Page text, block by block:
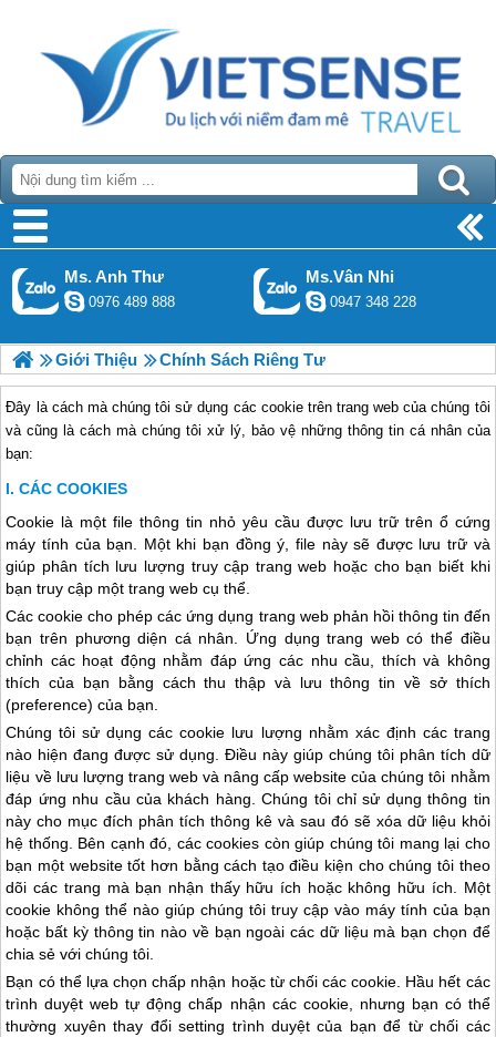
Ms. Anh Thư
0976 489 888
Ms.Vân Nhi
0947 348 228
Giới Thiệu Chính Sách Riêng Tư
Đây là cách mà chúng tôi sử dụng các cookie trên trang web của chúng tôi
và cũng là cách mà chúng tôi xử lý, bảo vệ những thông tin cá nhân của
bạn:
CÁC COOKIES
Cookie là một file thông tin nhỏ yêu cầu được lưu trữ trên ổ cứng
máy tính của bạn. Một khi bạn đồng ý, file này sẽ được lưu trữ và
giúp phân tích lưu lượng truy cập trang web hoặc cho bạn biết khi
bạn truy cập một trang web cụ thể.
Các cookie cho phép các ứng dụng trang web phản hồi thông tin đến
bạn trên phương diện cá nhân. Ứng dụng trang web có thể điều
chỉnh các hoạt động nhằm đáp ứng các nhu cầu, thích và không
thích của bạn bằng cách thu thập và lưu thông tin về sở thích
(preference) của bạn.
Chúng tôi sử dụng các cookie lưu lượng nhằm xác định các trang
nào hiện đang được sử dụng. Điều này giúp chúng tôi phân tích dữ
liệu về lưu lượng trang web và nâng cấp website của chúng tôi nhằm
đáp ứng nhu cầu của khách hàng. Chúng tôi chỉ sử dụng thông tin
này cho mục đích phân tích thông kê và sau đó sẽ xóa dữ liệu khỏi
hệ thống. Bên cạnh đó, các cookies còn giúp chúng tôi mang lại cho
bạn một website tốt hơn bằng cách tạo điều kiện cho chúng tôi theo
dõi các trang mà bạn nhận thấy hữu ích hoặc không hữu ích. Một
cookie không thể nào giúp chúng tôi truy cập vào máy tính của bạn
hoặc bất kỳ thông tin nào về bạn ngoài các dữ liệu mà bạn chọn để
chia sẻ với chúng tôi.
Bạn có thể lựa chọn chấp nhận hoặc từ chối các cookie. Hầu hết các
trình duyệt web tự động chấp nhận các cookie, nhưng bạn có thể
thường xuyên thay đổi setting trình duyệt của bạn để từ chối các